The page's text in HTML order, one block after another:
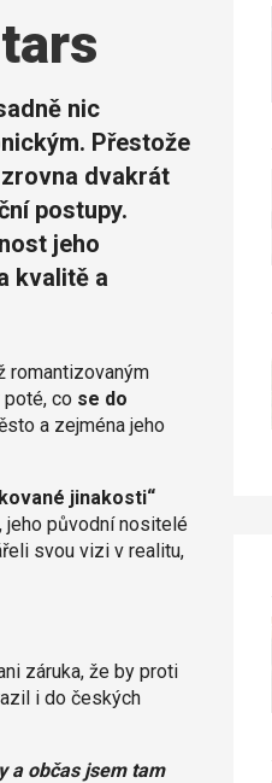
nic
Přestože
dvakrát
postupy.
jeho
kvalitě a
romantizovaným
poté, co se do
a zejména jeho
jinakosti“
jeho původní nositelé
svou vizi v realitu,
záruka, že by proti
i do českých
a občas jsem tam